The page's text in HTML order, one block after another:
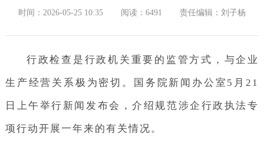
时间：2026-05-25 10:35 阅读：6491 责任编辑：刘子杨
行政检查是行政机关重要的监管方式，与企业
生产经营关系极为密切。国务院新闻办公室5月21
日上午举行新闻发布会，介绍规范涉企行政执法专
项行动开展一年来的有关情况。